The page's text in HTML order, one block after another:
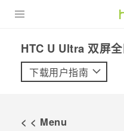
VIVE
支持帮助
HTC U Ultra 双屏
下载用户指南
< < Menu